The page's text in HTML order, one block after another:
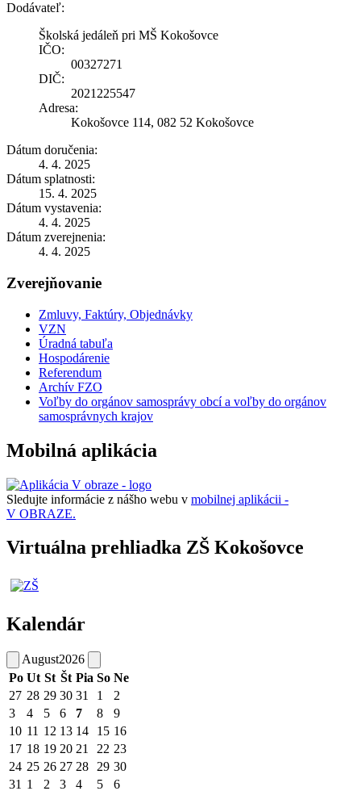
Dodávateľ:
Školská jedáleň pri MŠ Kokošovce
IČO:
00327271
DIČ:
2021225547
Adresa:
Kokošovce 114, 082 52 Kokošovce
Dátum doručenia:
4. 4. 2025
Dátum splatnosti:
15. 4. 2025
Dátum vystavenia:
4. 4. 2025
Dátum zverejnenia:
4. 4. 2025
Zverejňovanie
Zmluvy, Faktúry, Objednávky
VZN
Úradná tabuľa
Hospodárenie
Referendum
Archív FZO
Voľby do orgánov samosprávy obcí a voľby do orgánov
samosprávnych krajov
Mobilná aplikácia
Sledujte informácie z nášho webu v mobilnej aplikácii -
V OBRAZE.
Virtuálna prehliadka ZŠ Kokošovce
Kalendár
August2026
Po Ut St Št Pia So Ne
27 28 29 30 31 1
2
3
4 5 6 7 8
9
10 11 12 13 14 15 16
17 18 19 20 21 22 23
24 25 26 27 28 29 30
31 1 2 3 4 5 6